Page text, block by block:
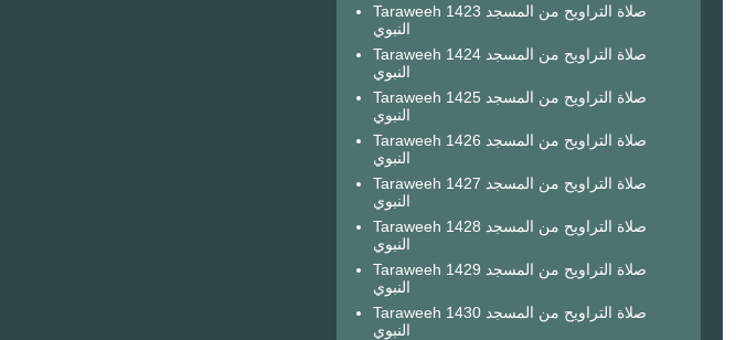
Taraweeh 1423 صلاة التراويح من المسجد
النبوي
Taraweeh 1424 صلاة التراويح من المسجد
النبوي
Taraweeh 1425 صلاة التراويح من المسجد
النبوي
Taraweeh 1426 صلاة التراويح من المسجد
النبوي
Taraweeh 1427 صلاة التراويح من المسجد
النبوي
Taraweeh 1428 صلاة التراويح من المسجد
النبوي
Taraweeh 1429 صلاة التراويح من المسجد
النبوي
Taraweeh 1430 صلاة التراويح من المسجد
النبوي